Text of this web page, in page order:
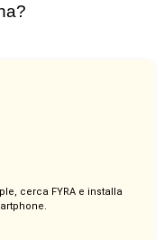
cerca FYRA e installa